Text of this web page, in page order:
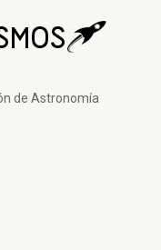
de Astronomía